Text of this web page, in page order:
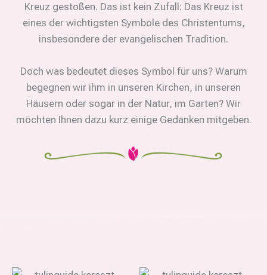
Kreuz gestoßen. Das ist kein Zufall: Das Kreuz ist
eines der wichtigsten Symbole des Christentums,
insbesondere der evangelischen Tradition.
Doch was bedeutet dieses Symbol für uns? Warum
begegnen wir ihm in unseren Kirchen, in unseren
Häusern oder sogar in der Natur, im Garten? Wir
möchten Ihnen dazu kurz einige Gedanken mitgeben.